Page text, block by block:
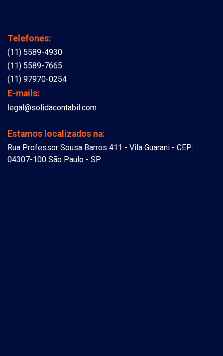
Telefones:
(11) 5589-4930
(11) 5589-7665
(11) 97970-0254
E-mails:
legal@solidacontabil.com
Estamos localizados na:
Rua Professor Sousa Barros 411 - Vila Guarani - CEP:
04307-100 São Paulo - SP